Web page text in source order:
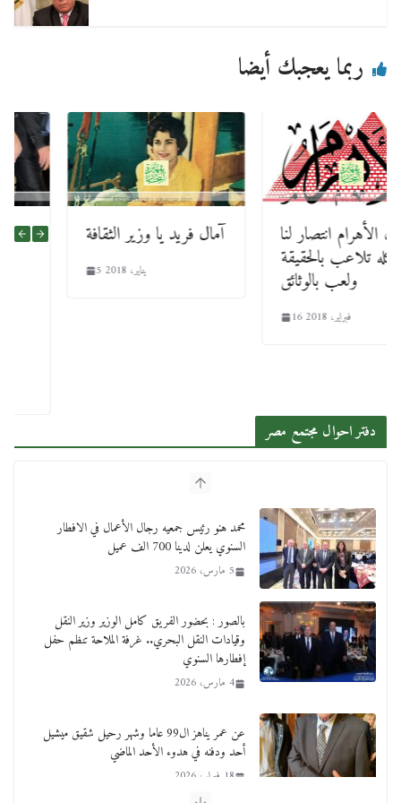
ربما يعجبك أيضا
آمال فريد يا وزير الثقافة
5 يناير، 2018
إعلان الأهرام انتصار لنا
وكله تلاعب بالحقيقة
ولعب بالوثائق
16 فبراير، 2018
دفتر احوال مجتمع مصر
محمد هنو رئيس جمعيه رجال الأعمال في الافطار
السنوي يعلن لدينا 700 الف عميل
5 مارس، 2026
بالصور : بحضور الفريق كامل الوزير وزير النقل
وقيادات النقل البحري.. غرفة الملاحة تنظم حفل
إفطارها السنوي
4 مارس، 2026
عن عمر يناهز ال99 عاما وشهر رحيل شقيق ميشيل
أحد ودفنه في هدوء الأحد الماضي
18 فبراير، 2026